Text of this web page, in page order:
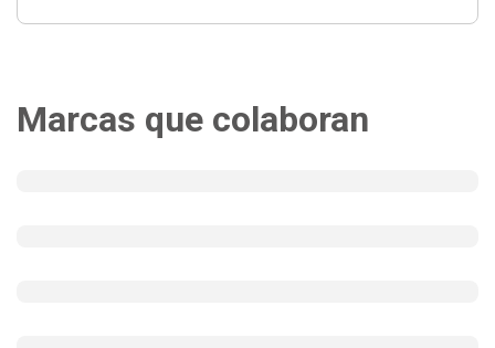
Marcas que colaboran